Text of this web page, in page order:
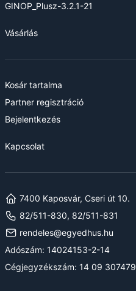
GINOP_Plusz-3.2.1-21
Vásárlás
Kosár tartalma
Partner regisztráció
Bejelentkezés
Kapcsolat
7400 Kaposvár, Cseri út 10.
82/511-830, 82/511-831
rendeles@egyedhus.hu
Adószám: 14024153-2-14
Cégjegyzékszám: 14 09 307479